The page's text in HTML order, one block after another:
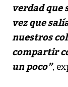
verdad que
vez que
nuestros
compartir
un poco”,